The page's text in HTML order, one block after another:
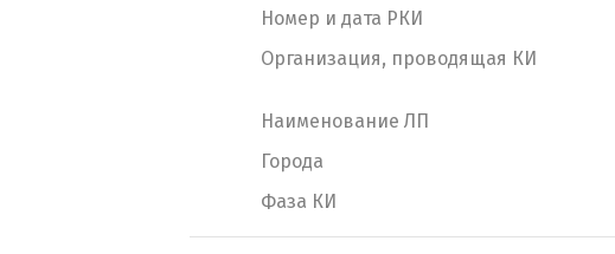
Номер и дата РКИ
Организация, проводящая КИ
Наименование ЛП
Города
Фаза КИ